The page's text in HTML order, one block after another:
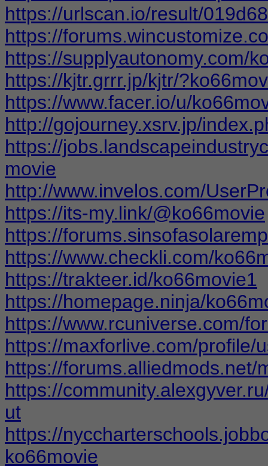
https://urlscan.io/result/
https://
https://supplyautonomy.com/
https://kjtr.grrr.jp/kjtr/
https://www.facer.io/u/
http://gojourney.xsrv.jp/
https://
movie
http://www.invelos.com/
https://its-my.link/@ko66movie
https://
https://www.checkli.com/
https://trakteer.id/ko66movie1
https://homepage.ninja/
https://www.rcuniverse.com/
https://maxforlive.com/profile/
https://forums.alliedmods.net/
https://
ut
https://
ko66movie